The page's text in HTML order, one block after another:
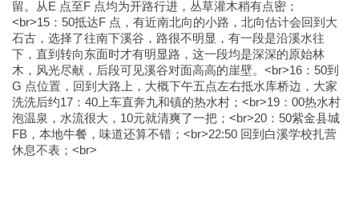
留。从E 点至F 点均为开路行进，丛草灌木稍有点密；
<br>15：50抵达F 点，有近南北向的小路，北向估计会回到大
石古，选择了往南下溪谷，路很不明显，有一段是沿溪水往
下，直到转向东面时才有明显路，这一段均是深深的原始林
木，风光尽献，后段可见溪谷对面高高的崖壁。<br>16：50到
G 点位置，回到大路上，大概下午五点左右抵水库桥边，大家
洗洗后约17：40上车直奔九和镇的热水村；<br>19：00热水村
泡温泉，水流很大，10元就清爽了一把；<br>20：50紫金县城
FB，本地牛餐，味道还算不错；<br>22:50 回到白溪学校扎营
休息不表；<br>